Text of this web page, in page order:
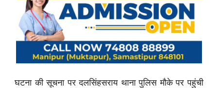
घटना की सूचना पर दलसिंहसराय थाना पुलिस मौके पर पहुंची